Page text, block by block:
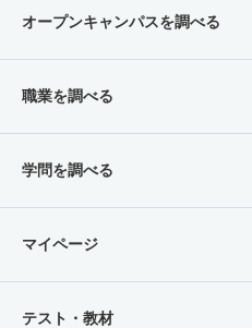
オープンキャンパスを調べる
職業を調べる
学問を調べる
マイページ
テスト・教材